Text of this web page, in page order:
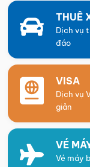
THUÊ
Dịch vụ
đáo
VISA
Dịch vụ
giản
VÉ
Vé máy